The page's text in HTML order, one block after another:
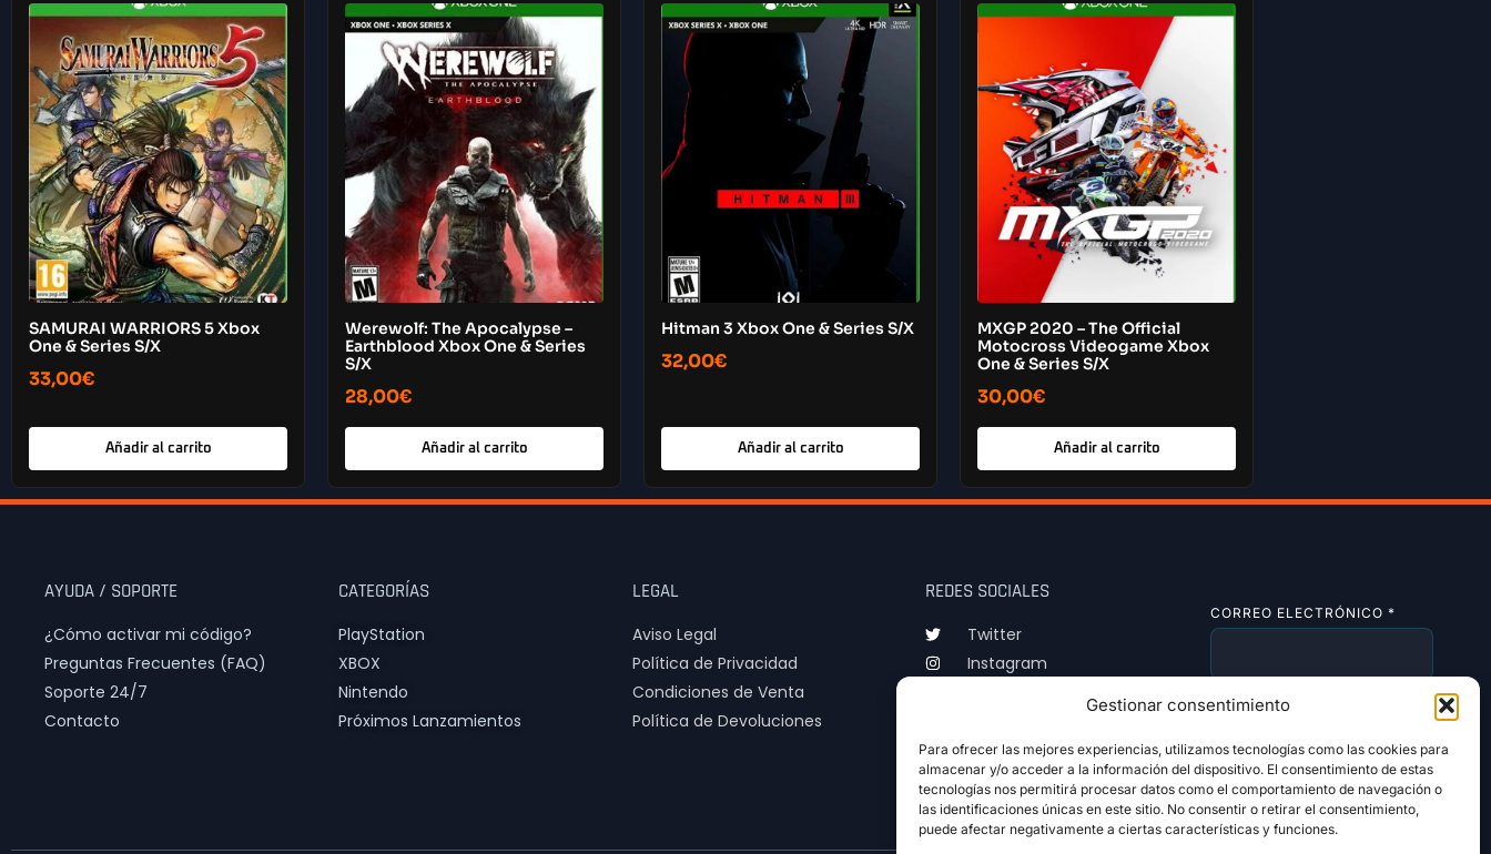
Gestionar consentimiento
Para ofrecer las mejores experiencias, utilizamos tecnologías como las cookies para
almacenar y/o acceder a la información del dispositivo. El consentimiento de estas
tecnologías nos permitirá procesar datos como el comportamiento de navegación o
las identificaciones únicas en este sitio. No consentir o retirar el consentimiento,
puede afectar negativamente a ciertas características y funciones.
SAMURAI WARRIORS 5 Xbox
One & Series S/X
33,00€
Añadir al carrito
Werewolf: The Apocalypse –
Earthblood Xbox One & Series
S/X
28,00€
Añadir al carrito
Hitman 3 Xbox One & Series S/X
32,00€
Añadir al carrito
MXGP 2020 – The Official
Motocross Videogame Xbox
One & Series S/X
30,00€
Añadir al carrito
AYUDA / SOPORTE
¿Cómo activar mi código?
Preguntas Frecuentes (FAQ)
Soporte 24/7
Contacto
CATEGORÍAS
PlayStation
XBOX
Nintendo
Próximos Lanzamientos
LEGAL
Aviso Legal
Política de Privacidad
Condiciones de Venta
Política de Devoluciones
REDES SOCIALES
Twitter
Instagram
CORREO ELECTRÓNICO*
SUSCRIBIRSE